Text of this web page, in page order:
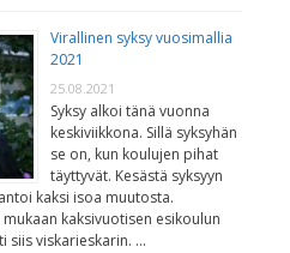
Virallinen syksy vuosimallia
2021
25.08.2021
Syksy alkoi tänä vuonna
keskiviikkona. Sillä syksyhän
se on, kun koulujen pihat
täyttyvät. Kesästä syksyyn
kaksi isoa muutosta.
kaksivuotisen esikoulun
siis viskarieskarin. …